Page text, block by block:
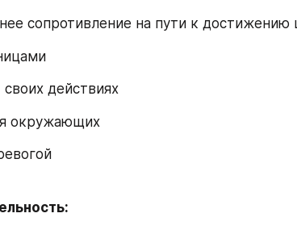
сопротивление на пути к достижению
действиях
окружающих